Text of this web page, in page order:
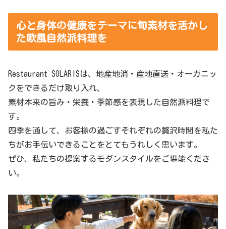
心と身体の健康をテーマに旬素材を活かし
た欧風自然派料理を
Restaurant SOLARISは、地産地消・産地直送・オーガニッ
クをできるだけ取り入れ、
素材本来の旨み・栄養・季節感を表現した自然派料理で
す。
四季を通して、お客様の過ごすそれぞれの贅沢時間を私た
ちがお手伝いできることをとてもうれしく思います。
ぜひ、私たちの提案するモダンスタイルをご堪能くださ
い。